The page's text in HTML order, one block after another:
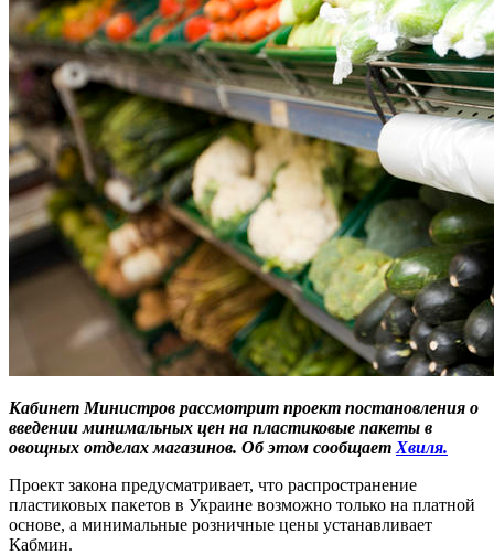
Кабинет Министров рассмотрит проект постановления о
введении минимальных цен на пластиковые пакеты в
овощных отделах магазинов. Об этом сообщает Хвиля.
Проект закона предусматривает, что распространение
пластиковых пакетов в Украине возможно только на платной
основе, а минимальные розничные цены устанавливает
Кабмин.